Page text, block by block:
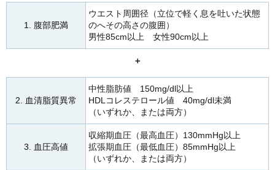
1. 腹部肥満
ウエスト周囲径（立位で軽く息を吐いた状態
のへその高さの腹囲）
男性85cm以上 女性90cm以上
＋
2. 血清脂質異常
中性脂肪値 150mg/dl以上
HDLコレステロール値 40mg/dl未満
（いずれか、または両方）
3. 血圧高値
収縮期血圧（最高血圧）130mmHg以上
拡張期血圧（最低血圧）85mmHg以上
（いずれか、または両方）